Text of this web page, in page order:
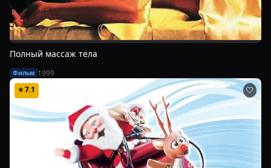
Полный массаж тела
Фильм 1999
⭐7.1 🤍